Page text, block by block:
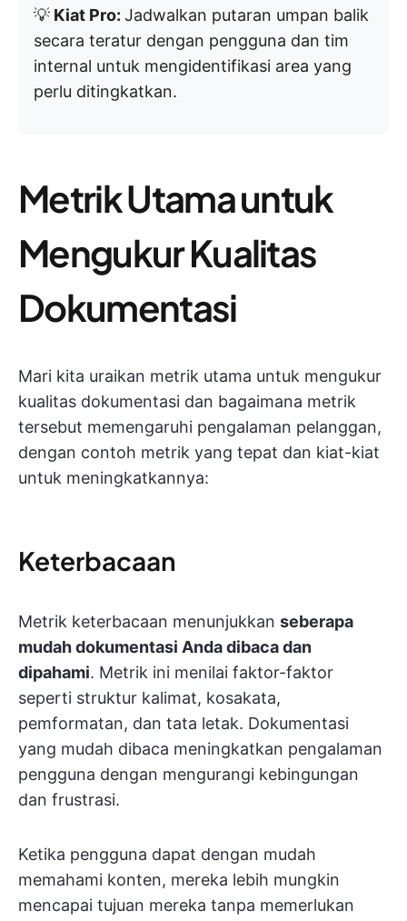
💡 Kiat Pro: Jadwalkan putaran umpan balik
secara teratur dengan pengguna dan tim
internal untuk mengidentifikasi area yang
perlu ditingkatkan.
Metrik Utama untuk
Mengukur Kualitas
Dokumentasi
Mari kita uraikan metrik utama untuk mengukur
kualitas dokumentasi dan bagaimana metrik
tersebut memengaruhi pengalaman pelanggan,
dengan contoh metrik yang tepat dan kiat-kiat
untuk meningkatkannya:
Keterbacaan
Metrik keterbacaan menunjukkan seberapa
mudah dokumentasi Anda dibaca dan
dipahami. Metrik ini menilai faktor-faktor
seperti struktur kalimat, kosakata,
pemformatan, dan tata letak. Dokumentasi
yang mudah dibaca meningkatkan pengalaman
pengguna dengan mengurangi kebingungan
dan frustrasi.
Ketika pengguna dapat dengan mudah
memahami konten, mereka lebih mungkin
mencapai tujuan mereka tanpa memerlukan